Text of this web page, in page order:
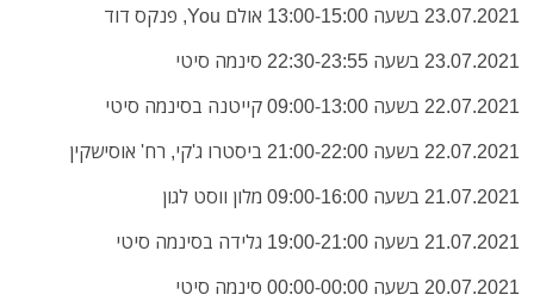
23.07.2021 בשעה 13:00-15:00 אולם You, פנקס דוד
23.07.2021 בשעה 22:30-23:55 סינמה סיטי
22.07.2021 בשעה 09:00-13:00 קייטנה בסינמה סיטי
22.07.2021 בשעה 21:00-22:00 ביסטרו ג'קי, רח' אוסישקין
21.07.2021 בשעה 09:00-16:00 מלון ווסט לגון
21.07.2021 בשעה 19:00-21:00 גלידה בסינמה סיטי
20.07.2021 בשעה 00:00-00:00 סינמה סיטי